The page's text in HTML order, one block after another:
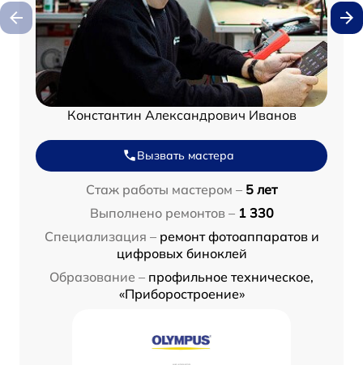
Константин Александрович Иванов
Вызвать мастера
Стаж работы мастером – 5 лет
Выполнено ремонтов – 1 330
Специализация – ремонт фотоаппаратов и
цифровых биноклей
Образование – профильное техническое,
«Приборостроение»